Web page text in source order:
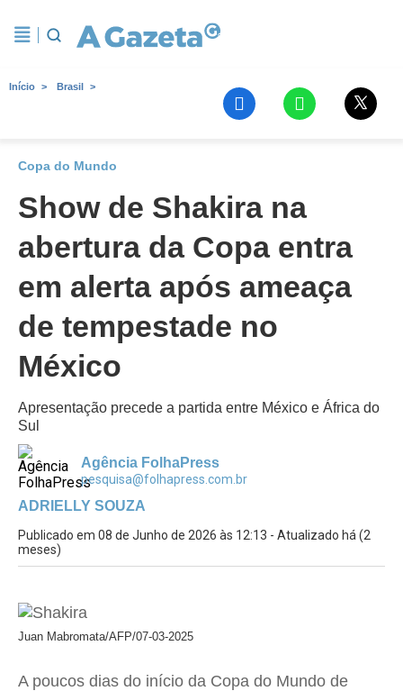
Início Brasil
Copa do Mundo
Show de Shakira na
abertura da Copa entra
em alerta após ameaça
de tempestade no
México
Apresentação precede a partida entre México e África do
Sul
Agência FolhaPress
pesquisa@folhapress.com.br
ADRIELLY SOUZA
Publicado em 08 de Junho de 2026 às 12:13 - Atualizado há (2
meses)
Juan Mabromata/AFP/07-03-2025
A poucos dias do início da Copa do Mundo de